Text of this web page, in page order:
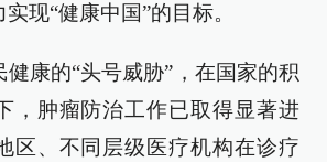
现“健康中国”的目标。
健康的“头号威胁”，在国家的积
，肿瘤防治工作已取得显著进
区、不同层级医疗机构在诊疗